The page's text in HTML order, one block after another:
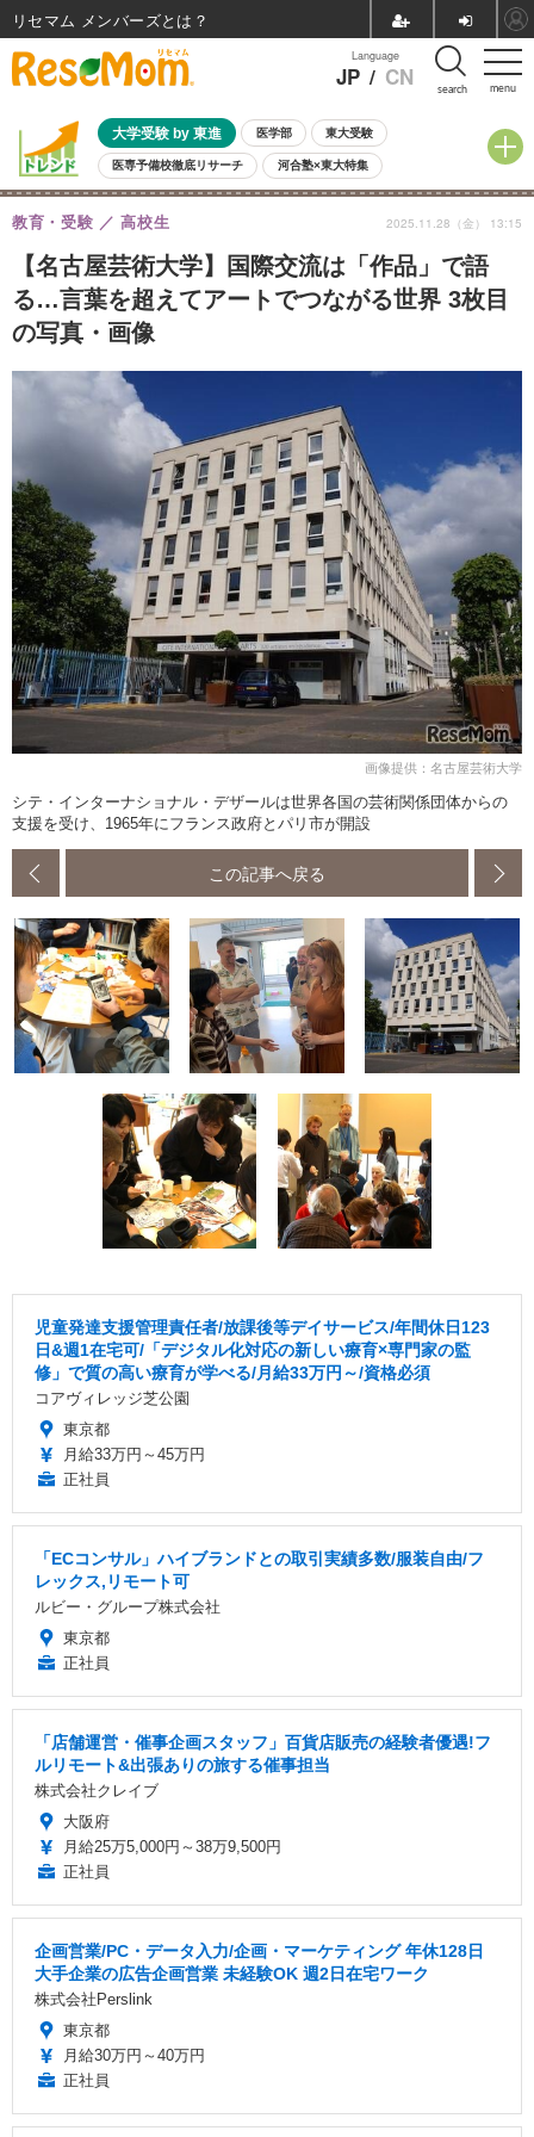
menu
Language
JP / CN search
大学受験 by 東進 医学部 東大受験
医専予備校徹底リサーチ 河合塾×東大特集
親子で考える大学選び 高校受験 中学受験 小学校受験
共通テスト 夏休み
8月開催イベント・WS 全国公立高校 過去問 人気記事
自由研究教材（小学生向け） 自由研究教材（中学生向け） ランキング
【名古屋芸術大学】国際交流は「作品」で語
る…言葉を超えてアートでつながる世界 3枚目
の写真・画像
教育・受験 高校生 2025.11.28（金） 13:15
画像提供：名古屋芸術大学
シテ・インターナショナル・デザールは世界各国の芸術関係団体からの
支援を受け、1965年にフランス政府とパリ市が開設
この記事へ戻る
児童発達支援管理責任者/放課後等デイサービス/年間休日123
日&週1在宅可/「デジタル化対応の新しい療育×専門家の監
修」で質の高い療育が学べる/月給33万円～/資格必須
コアヴィレッジ芝公園
東京都
月給33万円～45万円
正社員
「ECコンサル」ハイブランドとの取引実績多数/服装自由/フ
レックス,リモート可
ルビー・グループ株式会社
東京都
正社員
「店舗運営・催事企画スタッフ」百貨店販売の経験者優遇!フ
ルリモート&出張ありの旅する催事担当
株式会社クレイブ
大阪府
月給25万5,000円～38万9,500円
正社員
企画営業/PC・データ入力/企画・マーケティング 年休128日
大手企業の広告企画営業 未経験OK 週2日在宅ワーク
株式会社Perslink
東京都
月給30万円～40万円
正社員
リセマム メンバーズ